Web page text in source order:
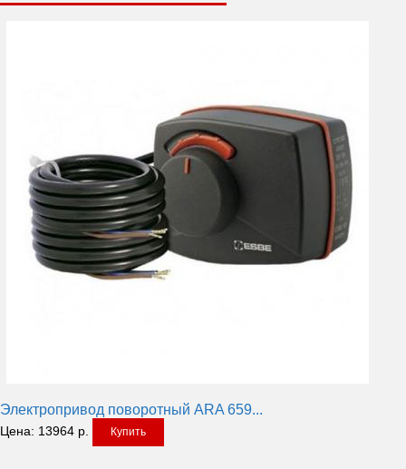
Электропривод поворотный ARA 659...
Цена: 13964 р. Купить